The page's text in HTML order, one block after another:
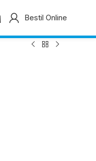
Bestil Online